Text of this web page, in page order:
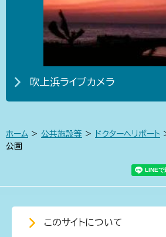
吹上浜ライブカメラ
ホーム > 公共施設等 > ドクターヘリポート
公園
このサイトについて